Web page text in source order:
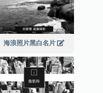
海浪照片黑白名片